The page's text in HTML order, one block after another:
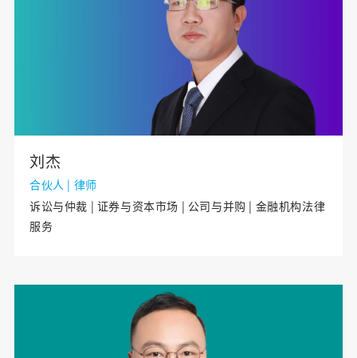
刘杰
合伙人 | 律师
诉讼与仲裁 | 证券与资本市场 | 公司与并购 | 金融机构法律
服务